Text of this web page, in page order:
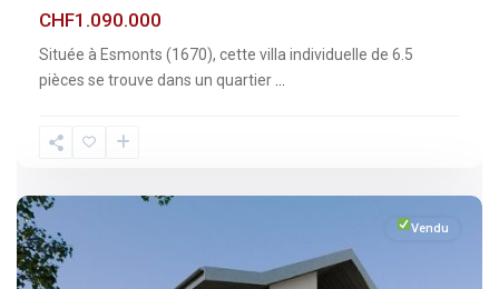
CHF1.090.000
Située à Esmonts (1670), cette villa individuelle de 6.5
pièces se trouve dans un quartier
les-
Vendu